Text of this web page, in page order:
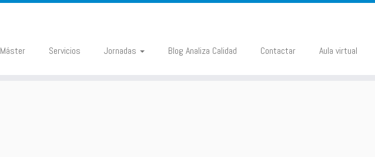
Máster Servicios Jornadas Blog Analiza Calidad Contactar Aula virtual